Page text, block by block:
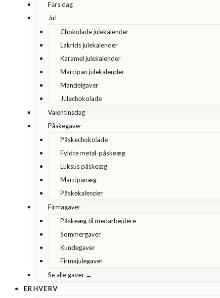
Fars dag
Jul
Chokolade julekalender
Lakrids julekalender
Karamel julekalender
Marcipan julekalender
Mandelgaver
Julechokolade
Valentinsdag
Påskegaver
Påskechokolade
Fyldte metal-påskeæg
Luksus påskeæg
Marcipanæg
Påskekalender
Firmagaver
Påskeæg til medarbejdere
Sommergaver
Kundegaver
Firmajulegaver
Se alle gaver →
ERHVERV